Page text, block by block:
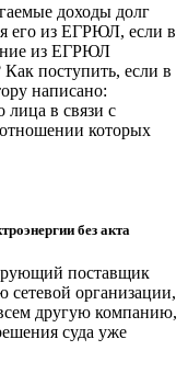
доходы долг
его из ЕГРЮЛ, если в
из ЕГРЮЛ
поступить, если в
написано:
в связи c
которых
без акта
поставщик
сетевой организации,
другую компанию,
суда уже